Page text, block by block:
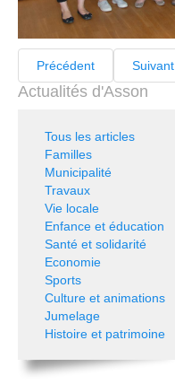
Précédent Suivant
Actualités d'Asson
Tous les articles
Familles
Municipalité
Travaux
Vie locale
Enfance et éducation
Santé et solidarité
Economie
Sports
Culture et animations
Jumelage
Histoire et patrimoine